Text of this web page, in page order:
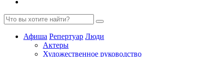
Афиша Репертуар Люди
Актеры
Художественное руководство